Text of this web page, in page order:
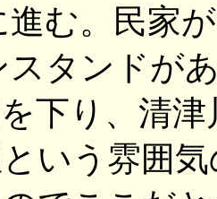
進む。民家
スタンドが
下り、清
いう雰囲